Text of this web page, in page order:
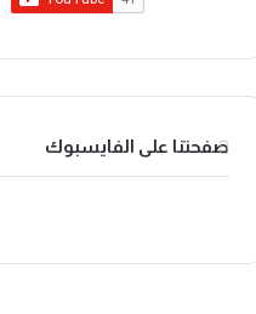
صفحتنا على الفايسبوك